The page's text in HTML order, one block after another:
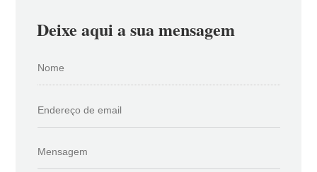
Deixe aqui a sua mensagem